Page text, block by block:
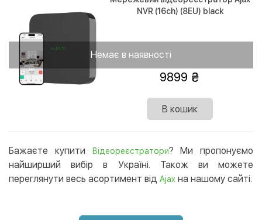
Немає в наявності
NVR (16ch) (8EU) black
9899
В кошик
Бажаєте купити Відеореєстратори? Ми пропонуємо
найширший вибір в Україні. Також ви можете
переглянути весь асортимент від Ajax на нашому сайті.